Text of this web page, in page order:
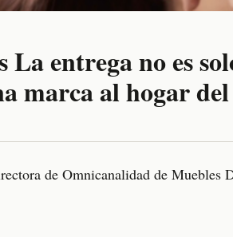
La entrega no es
marca al hogar
de Omnicanalidad de Muebles